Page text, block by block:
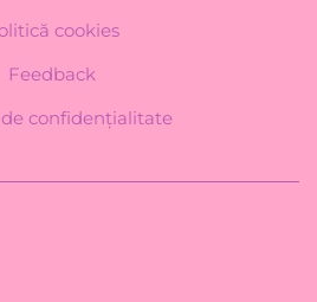
cookies
Feedback
confidențialitate